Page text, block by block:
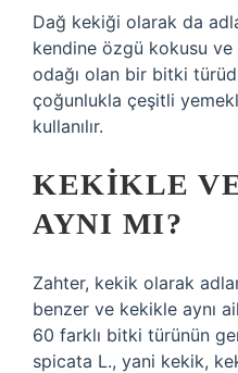
Dağ kekiği olarak da
kendine özgü kokusu
odağı olan bir bitki
çoğunlukla çeşitli
kullanılır.
KEKIKLE
AYNI MI?
Zahter, kekik olarak
benzer ve kekikle aynı
60 farklı bitki türünün
spicata L., yani kekik,